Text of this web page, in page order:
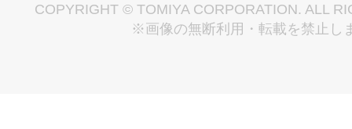
COPYRIGHT © TOMIYA CORPORATION. ALL
※画像の無断利用・転載を禁止し